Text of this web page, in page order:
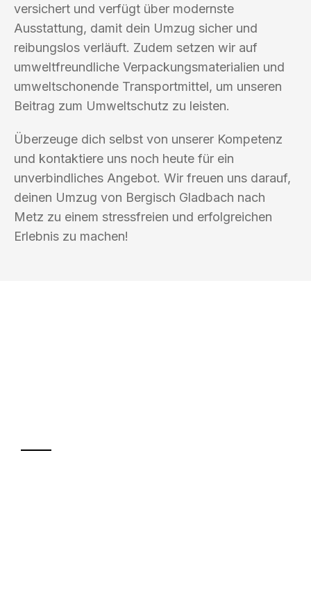
versichert und verfügt über modernste
Ausstattung, damit dein Umzug sicher und
reibungslos verläuft. Zudem setzen wir auf
umweltfreundliche Verpackungsmaterialien und
umweltschonende Transportmittel, um unseren
Beitrag zum Umweltschutz zu leisten.
Überzeuge dich selbst von unserer Kompetenz
und kontaktiere uns noch heute für ein
unverbindliches Angebot. Wir freuen uns darauf,
deinen Umzug von Bergisch Gladbach nach
Metz zu einem stressfreien und erfolgreichen
Erlebnis zu machen!